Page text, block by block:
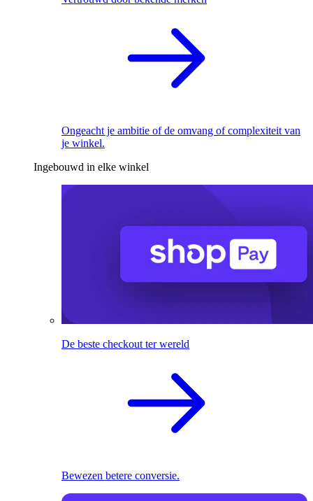
Ongeacht je ambitie of de omvang of complexiteit van
je winkel.
Ingebouwd in elke winkel
De beste checkout ter wereld
Bewezen betere conversie.